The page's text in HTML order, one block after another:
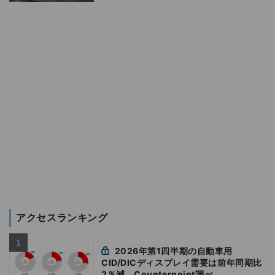
アクセスランキング
CID/DICディスプレイ需要は前年同期比